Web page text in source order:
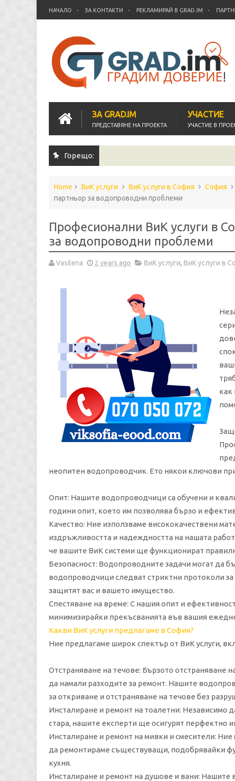
НАЧАЛО ЗА КОНТАКТИ РЕКЛАМИРАЙ В GRAD.IM
ЗА GRAD.IM
ПРЕДСТАВЯНЕ НА ПРОЕКТА
УЧАСТИЕ
УЧАСТИЕ В
Горещо:
Home ВиК услуги ВиК услуги в София София
партньор за водопроводни проблеми
Професионални ВиК услуги в
за водопроводни проблеми
Vasilena 2 years ago ВиК услуги, ВиК услуги в
как
неопитен водопроводчик. Ето някои ключови
Опит: Нашите водопроводчици са обучени и
години опит, което им позволява бързо и
Качество: Ние използваме висококачествени
издръжливостта и надеждността на нашата
че вашите ВиК системи ще функционират
Безопасност: Водопроводните задачи могат да
водопроводчици следват стриктни протоколи
защитят вас и вашето имущество.
Спестяване на време: С нашия опит и
минимизирайки прекъсванията във вашия
Какви ВиК услуги предлагаме в София?
Ние предлагаме широк спектър от ВиК услуги,
Отстраняване на течове: Бързото
да намали разходите за ремонт. Нашите
за откриване и отстраняване на течове без
Инсталиране и ремонт на тоалетни: Независимо
стара, нашите експерти ще осигурят перфектно
Инсталиране и ремонт на мивки и смесители:
да ремонтираме съществуващи, подобрявайки
кухня.
Инсталиране и ремонт на душове и вани: